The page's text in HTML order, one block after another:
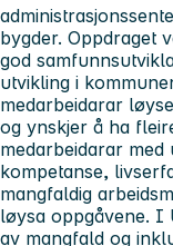
bygder. Oppdraget
god
utvikling i
medarbeidarar
og ynskjer å ha
medarbeidarar
kompetanse,
mangfaldig
løysa oppgåvene. I
av mangfald og